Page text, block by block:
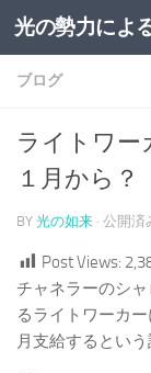
コンテンツへ
光の勢力によ
ブログ
ライトワー
１月から？
BY 光の如来 · 公開済
Post Views:
チャネラーのシ
るライトワーカ
月支給するという